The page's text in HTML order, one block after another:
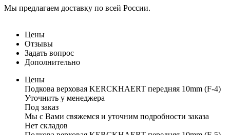
Мы предлагаем доставку по всей России.
Цены
Отзывы
Задать вопрос
Дополнительно
Цены
Подкова верховая KERCKHAERT передняя 10mm (F-4)
Уточнить у менеджера
Под заказ
Мы с Вами свяжемся и уточним подробности заказа
Нет складов